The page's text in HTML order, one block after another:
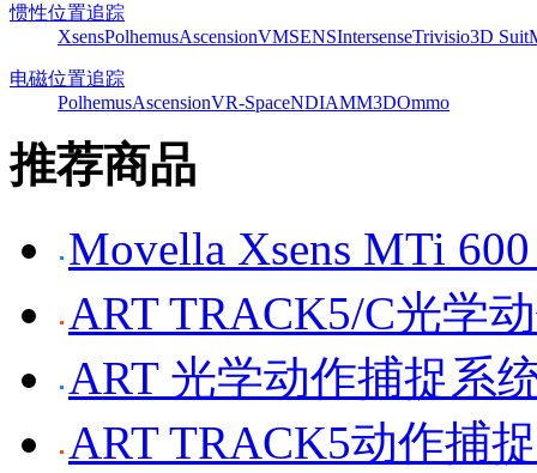
惯性位置追踪
XsensPolhemusAscensionVMSENSIntersenseTrivisio3D Suit
电磁位置追踪
PolhemusAscensionVR-SpaceNDIAMM3DOmmo
推荐商品
Movella Xsens MTi
ART TRACK5/C光学
ART 光学动作捕捉系
ART TRACK5动作捕